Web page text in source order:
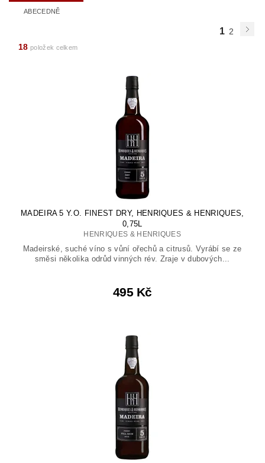
ABECEDNĚ
1 2
18 položek celkem
MADEIRA 5 Y.O. FINEST DRY, HENRIQUES & HENRIQUES,
0,75L
HENRIQUES & HENRIQUES
Madeirské, suché víno s vůní ořechů a citrusů. Vyrábí se ze
směsi několika odrůd vinných rév. Zraje v dubových...
495 Kč